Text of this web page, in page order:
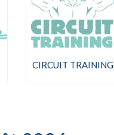
CIRCUIT TRAINING